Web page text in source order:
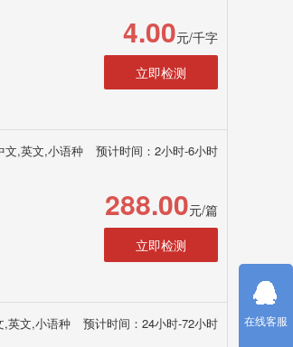
4.00元/千字
立即检测
文,英文,小语种 预计时间：2小时-6小时
288.00元/篇
立即检测
,英文,小语种 预计时间：24小时-72小时 在线客服